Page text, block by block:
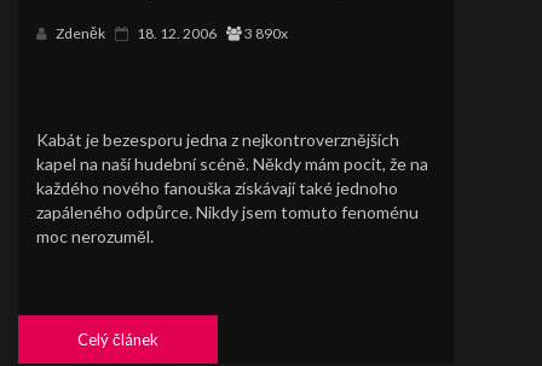
Zdeněk 18. 12. 2006 3 890x
Kabát je bezesporu jedna z nejkontroverznějších
kapel na naší hudební scéně. Někdy mám pocit, že na
každého nového fanouška získávají také jednoho
zapáleného odpůrce. Nikdy jsem tomuto fenoménu
moc nerozuměl.
Celý článek